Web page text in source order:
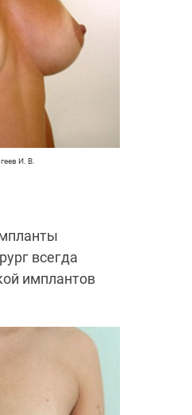
И. В.
всегда
имплантов